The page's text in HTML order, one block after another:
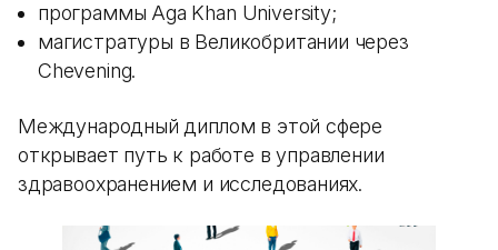
программы Aga Khan University;
магистратуры в Великобритании через
Chevening.
Международный диплом в этой сфере
открывает путь к работе в управлении
здравоохранением и исследованиях.